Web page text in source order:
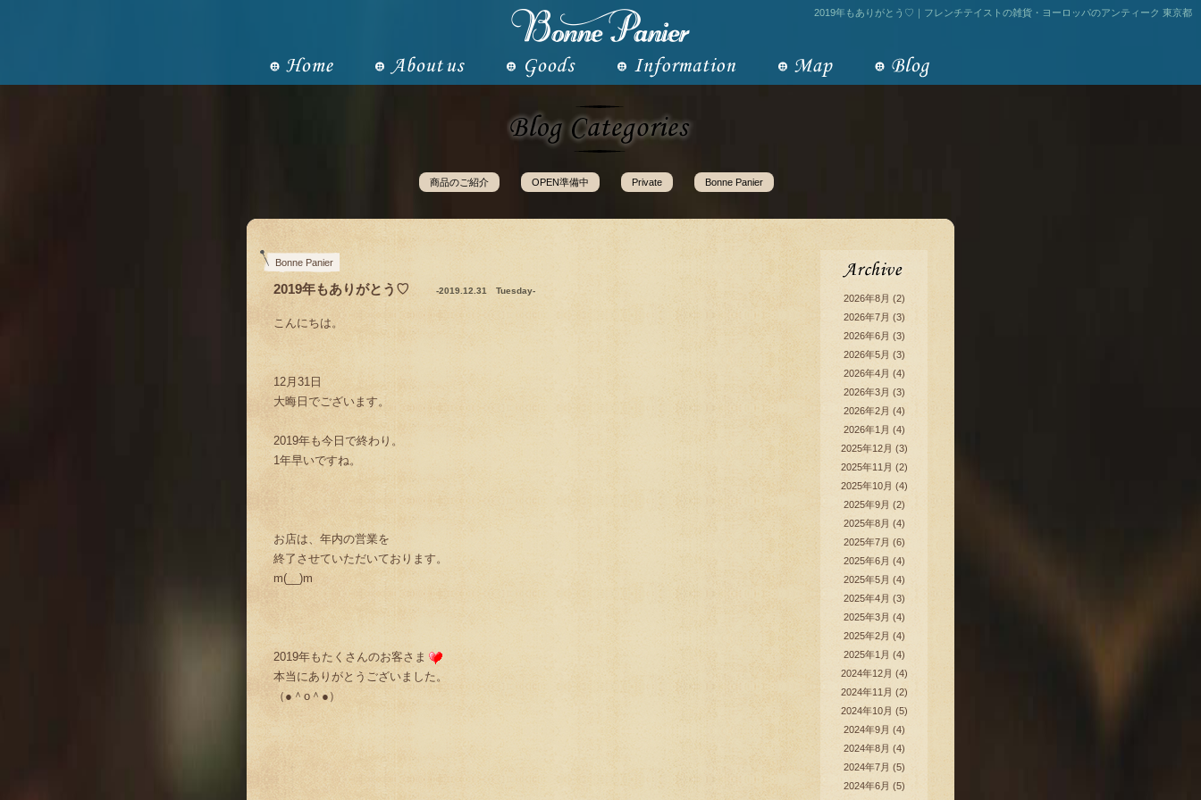
2019年もありがとう♡｜フレンチテイストの雑貨・ヨーロッパのアンティーク 東京都
商品のご紹介 OPEN準備中 Private Bonne Panier
Bonne Panier
2019年もありがとう♡ -2019.12.31 Tuesday-
こんにちは。
12月31日
大晦日でございます。
2019年も今日で終わり。
1年早いですね。
お店は、年内の営業を
終了させていただいております。
m(__)m
2019年もたくさんのお客さま
本当にありがとうございました。
（●＾o＾●）
2026年8月 (2)
2026年7月 (3)
2026年6月 (3)
2026年5月 (3)
2026年4月 (4)
2026年3月 (3)
2026年2月 (4)
2026年1月 (4)
2025年12月 (3)
2025年11月 (2)
2025年10月 (4)
2025年9月 (2)
2025年8月 (4)
2025年7月 (6)
2025年6月 (4)
2025年5月 (4)
2025年4月 (3)
2025年3月 (4)
2025年2月 (4)
2025年1月 (4)
2024年12月 (4)
2024年11月 (2)
2024年10月 (5)
2024年9月 (4)
2024年8月 (4)
2024年7月 (5)
2024年6月 (5)